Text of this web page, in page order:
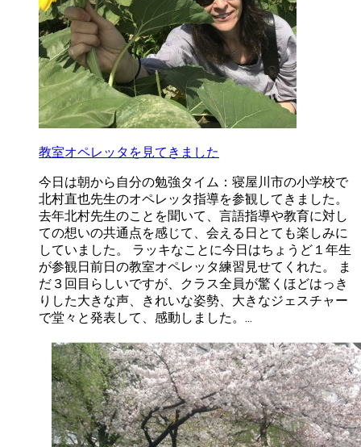
教室オペレッタを見てきました
今日は朝から自分の勉強タイム：寝屋川市の小学校で
北村直也先生のオペレッタ指導を参観してきました。
去年北村先生のことを聞いて、言語指導や教育に対し
ての想いの共通点を感じて、会える日とても楽しみに
していました。 ラッキなことに今日はちょうど１年生
が参観日前日の教室オペレッタ練習見せてくれた。 ま
だ３回目らしいですが、クラス全員が驚くほどはっき
りした大きな声、きれいな姿勢、大きなジェスチャー
で堂々と発表して、感動しました。...